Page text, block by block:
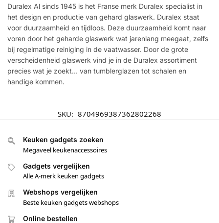
Duralex Al sinds 1945 is het Franse merk Duralex specialist in
het design en productie van gehard glaswerk. Duralex staat
voor duurzaamheid en tijdloos. Deze duurzaamheid komt naar
voren door het geharde glaswerk wat jarenlang meegaat, zelfs
bij regelmatige reiniging in de vaatwasser. Door de grote
verscheidenheid glaswerk vind je in de Duralex assortiment
precies wat je zoekt… van tumblerglazen tot schalen en
handige kommen.
SKU: 8704969387362802268
Keuken gadgets zoeken
Megaveel keukenaccessoires
Gadgets vergelijken
Alle A-merk keuken gadgets
Webshops vergelijken
Beste keuken gadgets webshops
Online bestellen